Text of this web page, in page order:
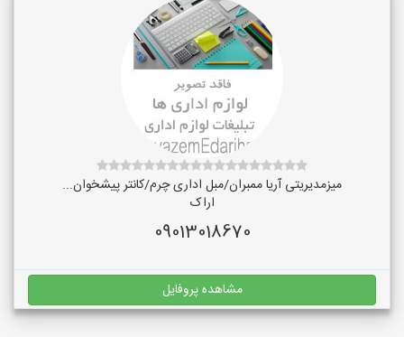
میزمدیریتی آریا ممبران/مبل اداری چرم/کانتر پیشخوان...
اراک
09013018670
مشاهده پروفایل